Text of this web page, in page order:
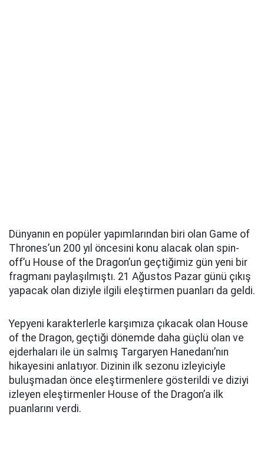
Dünyanın en popüler yapımlarından biri olan Game of
Thrones’un 200 yıl öncesini konu alacak olan spin-
off’u House of the Dragon’un geçtiğimiz gün yeni bir
fragmanı paylaşılmıştı. 21 Ağustos Pazar günü çıkış
yapacak olan diziyle ilgili eleştirmen puanları da geldi.
Yepyeni karakterlerle karşımıza çıkacak olan House
of the Dragon, geçtiği dönemde daha güçlü olan ve
ejderhaları ile ün salmış Targaryen Hanedanı’nın
hikayesini anlatıyor. Dizinin ilk sezonu izleyiciyle
buluşmadan önce eleştirmenlere gösterildi ve diziyi
izleyen eleştirmenler House of the Dragon’a ilk
puanlarını verdi.